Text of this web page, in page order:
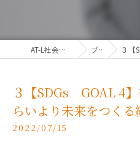
AT-L社会保険労務士法人 ブログ ３【
３【SDGs GOAL 4
らいより未来をつく
2022/07/15